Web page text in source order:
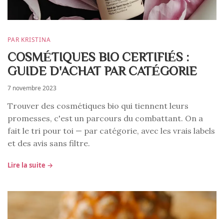
PAR KRISTINA
COSMÉTIQUES BIO CERTIFIÉS :
GUIDE D'ACHAT PAR CATÉGORIE
7 novembre 2023
Trouver des cosmétiques bio qui tiennent leurs
promesses, c'est un parcours du combattant. On a
fait le tri pour toi — par catégorie, avec les vrais labels
et des avis sans filtre.
Lire la suite →